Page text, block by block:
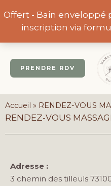
Offert - Bain enveloppé
inscription via
au
contenu
PRENDRE RDV
Accueil » RENDEZ-VOUS
RENDEZ-VOUS
Adresse :
3 chemin des tilleuls